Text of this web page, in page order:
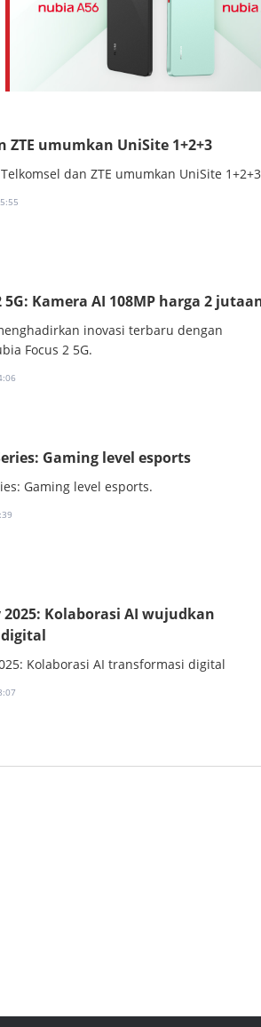
ZTE umumkan UniSite 1+2+3
dan ZTE umumkan UniSite
5G: Kamera AI 108MP harga 2
inovasi terbaru dengan
Focus 2 5G.
Gaming level esports
Gaming level esports.
2025: Kolaborasi AI wujudkan
Kolaborasi AI transformasi digital